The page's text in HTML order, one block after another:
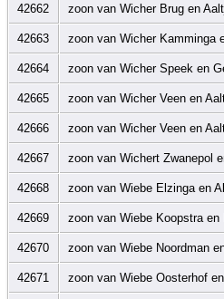
42662 zoon van Wicher Brug en
42663 zoon van Wicher Kamminga
42664 zoon van Wicher Speek en
42665 zoon van Wicher Veen en
42666 zoon van Wicher Veen en
42667 zoon van Wichert Zwanepol
42668 zoon van Wiebe Elzinga en
42669 zoon van Wiebe Koopstra
42670 zoon van Wiebe Noordman
42671 zoon van Wiebe Oosterhof